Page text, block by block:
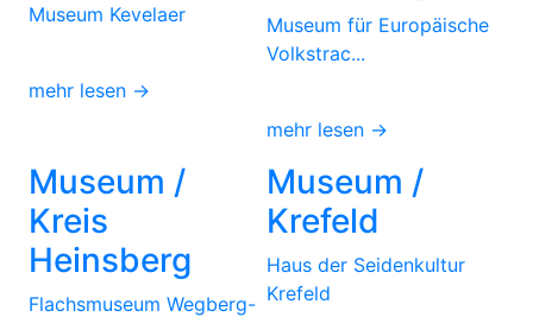
Museum Kevelaer
mehr lesen →
Museum für Europäische
Volkstrac...
mehr lesen →
Museum /
Kreis
Heinsberg
Flachsmuseum Wegberg-
Museum /
Krefeld
Haus der Seidenkultur
Krefeld